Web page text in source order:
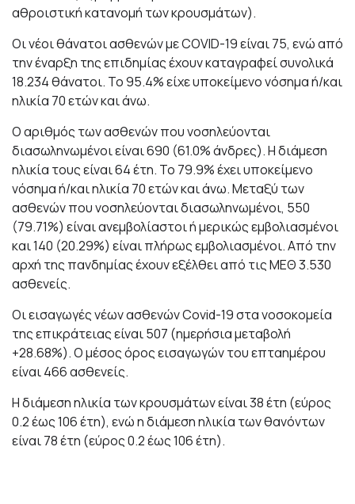
αθροιστική κατανομή των κρουσμάτων).
Οι νέοι θάνατοι ασθενών με COVID-19 είναι 75, ενώ από
την έναρξη της επιδημίας έχουν καταγραφεί συνολικά
18.234 θάνατοι. Το 95.4% είχε υποκείμενο νόσημα ή/και
ηλικία 70 ετών και άνω.
Ο αριθμός των ασθενών που νοσηλεύονται
διασωληνωμένοι είναι 690 (61.0% άνδρες). Η διάμεση
ηλικία τους είναι 64 έτη. To 79.9% έχει υποκείμενο
νόσημα ή/και ηλικία 70 ετών και άνω. Μεταξύ των
ασθενών που νοσηλεύονται διασωληνωμένοι, 550
(79.71%) είναι ανεμβολίαστοι ή μερικώς εμβολιασμένοι
και 140 (20.29%) είναι πλήρως εμβολιασμένοι. Από την
αρχή της πανδημίας έχουν εξέλθει από τις ΜΕΘ 3.530
ασθενείς.
Οι εισαγωγές νέων ασθενών Covid-19 στα νοσοκομεία
της επικράτειας είναι 507 (ημερήσια μεταβολή
+28.68%). Ο μέσος όρος εισαγωγών του επταημέρου
είναι 466 ασθενείς.
Η διάμεση ηλικία των κρουσμάτων είναι 38 έτη (εύρος
0.2 έως 106 έτη), ενώ η διάμεση ηλικία των θανόντων
είναι 78 έτη (εύρος 0.2 έως 106 έτη).